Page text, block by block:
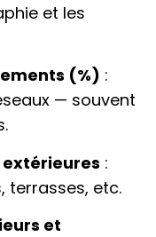
et les
(%) :
— souvent
:
terrasses, etc.
et